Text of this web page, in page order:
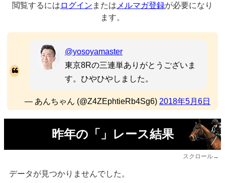
閲覧するには ログイン または メルマガ登録が必要になり
ます。
@yosoyamaster
東京8Rの三連単ありがとうございま
す。ひやひやしました。
— あんちゃん (@Z4ZEphtieRb4Sg6) 2018年5月6日
昨年の「」レース結果
スクロール→
データが見つかりませんでした。